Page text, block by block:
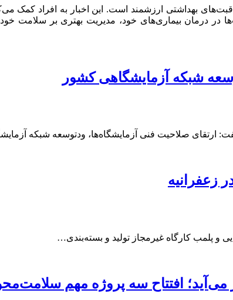
بهداشتی ارزشمند است. این اخبار به افراد
در درمان بیماری‌های خود، مدیریت بهتری بر سلامت
شبکه آزمایشگاهی کشور
ارتقای صلاحیت فنی آزمایشگاه‌ها، ودتوسعه شبکه
زعفرانیه
و پلمب کارگاه غیرمجاز تولید و بسته‌بندی…
افتتاح سه پروژه مهم